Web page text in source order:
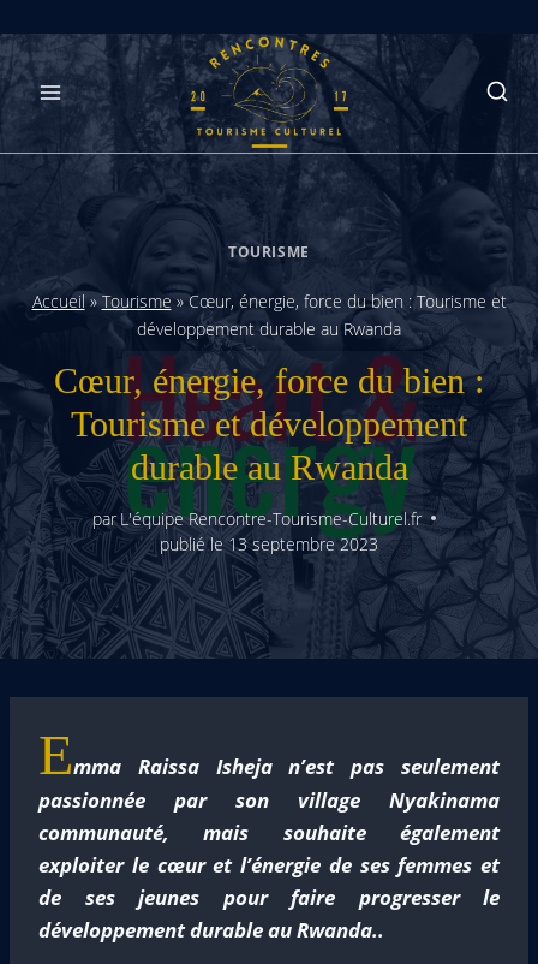
Skip
to
content
TOURISME
Accueil»Tourisme »Cœur, énergie, force du bien : Tourisme et
développement durable au Rwanda
Cœur, énergie, force du bien :
Tourisme et développement
durable au Rwanda
par L'équipe Rencontre-Tourisme-Culturel.fr
publié le13 septembre 2023
Emma Raissa Isheja n’est pas seulement
passionnée par son village Nyakinama
communauté, mais souhaite également
exploiter le cœur et l’énergie de ses femmes et
de ses jeunes pour faire progresser le
développement durable au Rwanda..